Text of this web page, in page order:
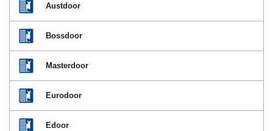
Austdoor
Bossdoor
Masterdoor
Eurodoor
Edoor